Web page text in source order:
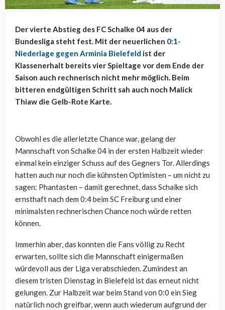
Der vierte Abstieg des FC Schalke 04 aus der
Bundesliga steht fest. Mit der neuerlichen 0:1-
Niederlage gegen Arminia Bielefeld ist der
Klassenerhalt bereits vier Spieltage vor dem Ende der
Saison auch rechnerisch nicht mehr möglich. Beim
bitteren endgültigen Schritt sah auch noch Malick
Thiaw die Gelb-Rote Karte.
Obwohl es die allerletzte Chance war, gelang der
Mannschaft von Schalke 04 in der ersten Halbzeit wieder
einmal kein einziger Schuss auf des Gegners Tor. Allerdings
hatten auch nur noch die kühnsten Optimisten – um nicht zu
sagen: Phantasten – damit gerechnet, dass Schalke sich
ernsthaft nach dem 0:4 beim SC Freiburg und einer
minimalsten rechnerischen Chance noch würde retten
können.
Immerhin aber, das konnten die Fans völlig zu Recht
erwarten, sollte sich die Mannschaft einigermaßen
würdevoll aus der Liga verabschieden. Zumindest an
diesem tristen Dienstag in Bielefeld ist das erneut nicht
gelungen. Zur Halbzeit war beim Stand von 0:0 ein Sieg
natürlich noch greifbar, wenn auch wiederum aufgrund der